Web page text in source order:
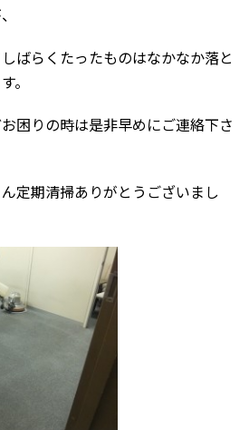
ばらくたったものはなかなか落と
。
困りの時は是非早めにご連絡下さ
定期清掃ありがとうございまし